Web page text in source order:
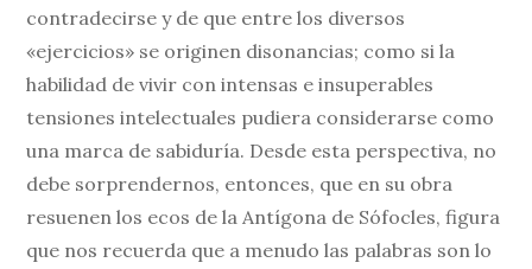
contradecirse y de que entre los diversos
«ejercicios» se originen disonancias; como si la
habilidad de vivir con intensas e insuperables
tensiones intelectuales pudiera considerarse como
una marca de sabiduría. Desde esta perspectiva, no
debe sorprendernos, entonces, que en su obra
resuenen los ecos de la Antígona de Sófocles, figura
que nos recuerda que a menudo las palabras son lo